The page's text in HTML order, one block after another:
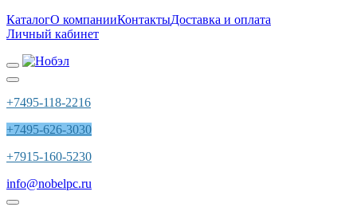
КаталогО компанииКонтактыДоставка и оплата
Личный кабинет
+7495-118-2216
+7495-626-3030
+7915-160-5230
info@nobelpc.ru